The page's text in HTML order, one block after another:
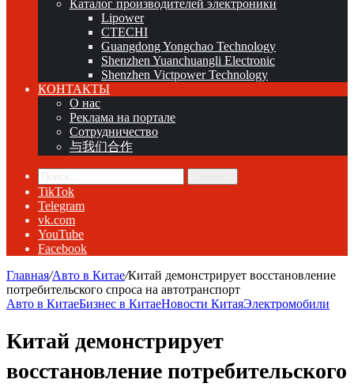
Каталог производителей электроники
Lipower
CTECHI
Guangdong Yongchao Technology
Shenzhen Yuanchuangli Electronic
Shenzhen Victpower Technology
КОНТАКТЫ
О нас
Реклама на портале
Сотрудничество
与我们合作
TikTok
Telegram
vk.com
YouTube
Facebook
Главная/Авто в Китае/Китай демонстрирует восстановление
потребительского спроса на автотранспорт
Авто в КитаеБизнес в КитаеНовости КитаяЭлектромобили
Китай демонстрирует
восстановление потребительского